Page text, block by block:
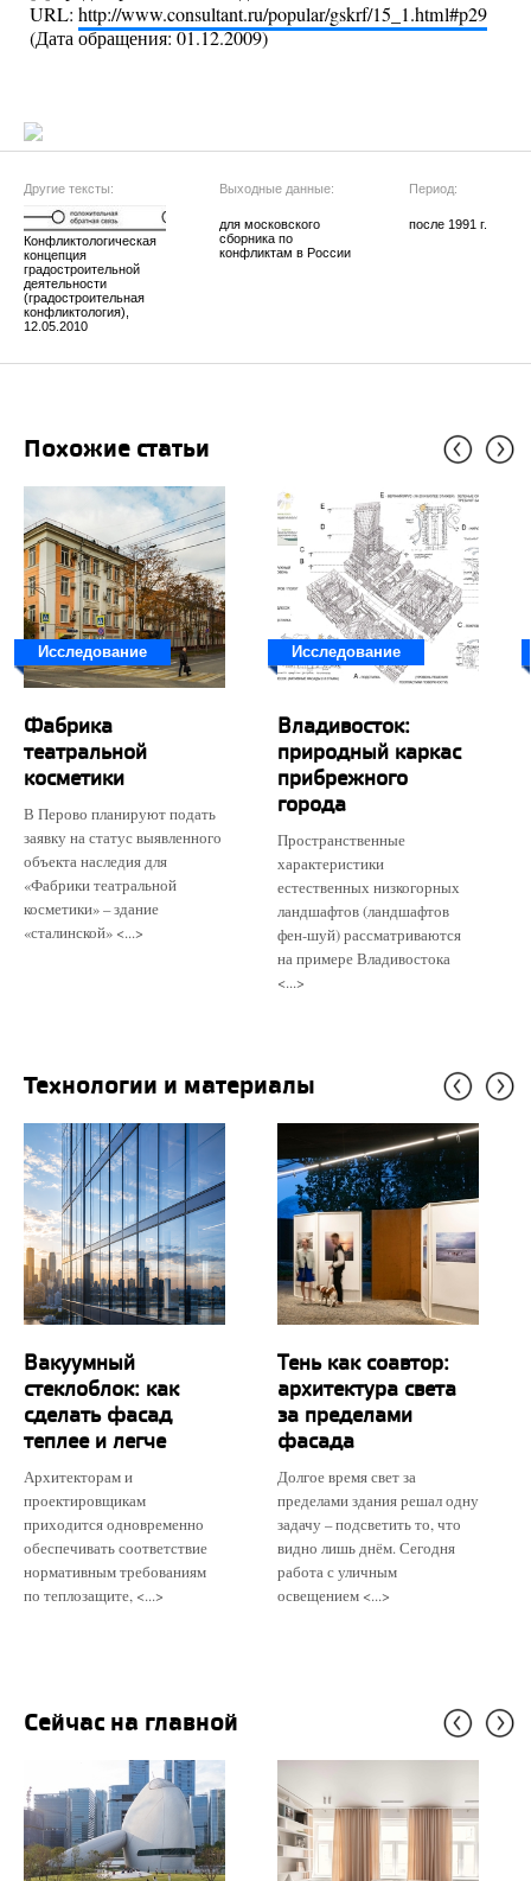
URL: http://www.consultant.ru/popular/gskrf/15_1.html#p29
(Дата обращения: 01.12.2009)
Другие тексты:
Конфликтологическая
концепция
градостроительной
деятельности
(градостроительная
конфликтология),
12.05.2010
Выходные данные:
для московского
сборника по
конфликтам в России
Период:
после 1991 г.
Похожие статьи
Исследование
Фабрика
театральной
косметики
В Перово планируют подать
заявку на статус выявленного
объекта наследия для
«Фабрики театральной
косметики» – здание
«сталинской» <...>
Исследование
Владивосток:
природный каркас
прибрежного
города
Пространственные
характеристики
естественных низкогорных
ландшафтов (ландшафтов
фен-шуй) рассматриваются
на примере Владивостока
<...>
Технологии и материалы
Вакуумный
стеклоблок: как
сделать фасад
теплее и легче
Архитекторам и
проектировщикам
приходится одновременно
обеспечивать соответствие
нормативным требованиям
по теплозащите, <...>
Тень как соавтор:
архитектура света
за пределами
фасада
Долгое время свет за
пределами здания решал одну
задачу – подсветить то, что
видно лишь днём. Сегодня
работа с уличным
освещением <...>
Сейчас на главной